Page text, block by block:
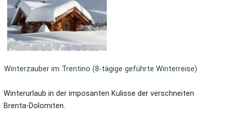
Winterzauber im Trentino (8-tägige geführte Winterreise)
Winterurlaub in der imposanten Kulisse der verschneiten
Brenta-Dolomiten.